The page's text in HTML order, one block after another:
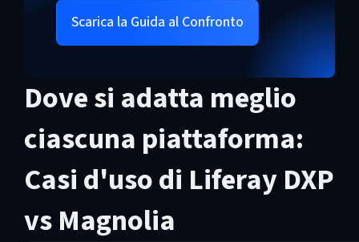
Scarica la Guida al Confronto
Dove si adatta meglio
ciascuna piattaforma:
Casi d'uso di Liferay DXP
vs Magnolia